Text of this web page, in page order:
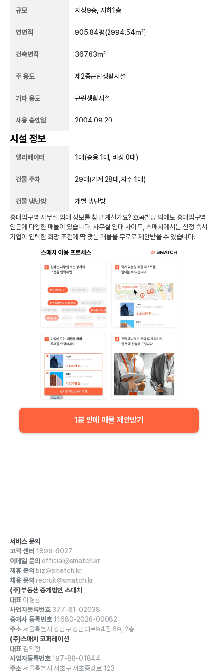
규모 지상9층, 지하1층
연면적 905.84평(2994.54㎡)
건축면적 367.63㎡
주 용도 제2종근린생활시설
기타 용도 근린생활시설
사용 승인일 2004.09.20
시설 정보
엘리베이터 1 대(승용 1대, 비상 0대)
건물 주차 29대(기계 28대,자주 1대)
건물 냉난방 개별 냉난방
홍대입구역 사무실 임대 정보를 찾고 계신가요? 호곡빌딩 외에도 홍대입구역
인근에 다양한 매물이 있습니다. 사무실 임대 사이트, 스매치에서는 신청 즉시
기업이 입력한 희망 조건에 딱 맞는 매물을 무료로 제안받을 수 있습니다.
1분 만에 매물 제안받기
서비스 문의
고객 센터 1899-6027
이메일 문의 official@smatch.kr
제휴 문의 biz@smatch.kr
채용 문의 recruit@smatch.kr
(주)부동산 중개법인 스매치
대표 이경룡
사업자등록번호 377-81-02038
중개사 등록번호 11680-2026-00082
주소 서울특별시 강남구 강남대로94길 69, 2층
(주)스매치 코퍼레이션
대표 김익정
사업자등록번호 197-88-01844
주소 서울특별시 서초구 서초중앙로 123